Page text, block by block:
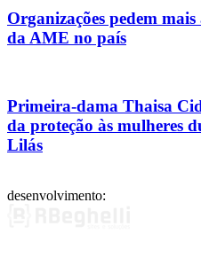
Organizações pedem
da AME no país
Primeira-dama Thaisa
da proteção às mulheres
Lilás
desenvolvimento: